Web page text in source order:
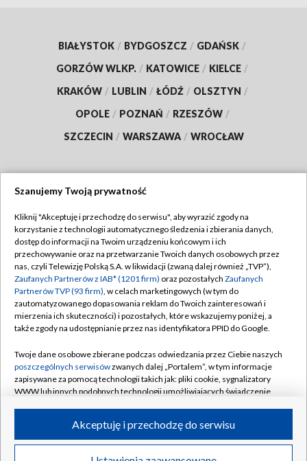
BIAŁYSTOK / BYDGOSZCZ / GDAŃSK /
GORZÓW WLKP. / KATOWICE / KIELCE /
KRAKÓW / LUBLIN / ŁÓDŹ / OLSZTYN /
OPOLE / POZNAŃ / RZESZÓW /
SZCZECIN / WARSZAWA / WROCŁAW
TVP
Abonament TVP
Emisja w TVP
Centrum informacji TVP
Naziemna Telewizja Cyfrowa
Rada Programowa
System NOS
Informacje o nadawcy
Program dla prasy
Regulamin TVP
Polityka prywatności
Moje zgody
Pomoc
Kontakt
Kanały
©2026 Telewizja Polska S.A. w likwidacji
Szanujemy Twoją prywatność
Kliknij "Akceptuję i przechodzę do serwisu", aby wyrazić zgody na
korzystanie z technologii automatycznego śledzenia i zbierania danych,
dostęp do informacji na Twoim urządzeniu końcowym i ich
przechowywanie oraz na przetwarzanie Twoich danych osobowych przez
nas, czyli Telewizję Polską S.A. w likwidacji (zwaną dalej również „TVP”),
Zaufanych Partnerów z IAB* (1201 firm) oraz pozostałych Zaufanych
Partnerów TVP (93 firm), w celach marketingowych (w tym do
zautomatyzowanego dopasowania reklam do Twoich zainteresowań i
mierzenia ich skuteczności) i pozostałych, które wskazujemy poniżej, a
także zgody na udostępnianie przez nas identyfikatora PPID do Google.
Twoje dane osobowe zbierane podczas odwiedzania przez Ciebie naszych
poszczególnych serwisówzwanych dalej „Portalem”, w tym informacje
zapisywane za pomocą technologii takich jak: pliki cookie, sygnalizatory
WWW lub innych podobnych technologii umożliwiających świadczenie
ruchu w Internecie.
Twoje dane osobowe zbierane podczas odwiedzania przez Ciebie
Akceptuję i przechodzę do serwisu